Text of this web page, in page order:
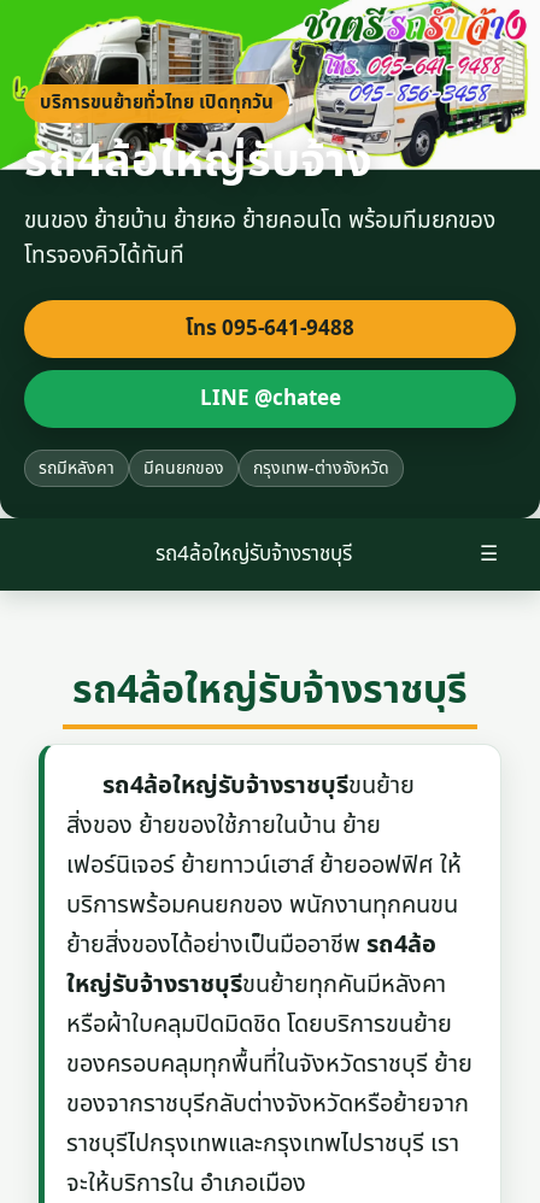
บริการขนย้ายทั่วไทย เปิดทุกวัน
รถ4ล้อใหญ่รับจ้าง
ขนของ ย้ายบ้าน ย้ายหอ ย้ายคอนโด พร้อมทีมยกของ
โทรจองคิวได้ทันที
โทร 095-641-9488
LINE @chatee
รถมีหลังคา มีคนยกของ กรุงเทพ-ต่างจังหวัด
☰
รถ4ล้อใหญ่รับจ้างราชบุรี
รถ4ล้อใหญ่รับจ้างราชบุรี
รถ4ล้อใหญ่รับจ้างราชบุรีขนย้าย
สิ่งของ ย้ายของใช้ภายในบ้าน ย้าย
เฟอร์นิเจอร์ ย้ายทาวน์เฮาส์ ย้ายออฟฟิศ ให้
บริการพร้อมคนยกของ พนักงานทุกคนขน
ย้ายสิ่งของได้อย่างเป็นมืออาชีพรถ4ล้อ
ใหญ่รับจ้างราชบุรีขนย้ายทุกคันมีหลังคา
หรือผ้าใบคลุมปิดมิดชิด โดยบริการขนย้าย
ของครอบคลุมทุกพื้นที่ในจังหวัดราชบุรี ย้าย
ของจากราชบุรีกลับต่างจังหวัดหรือย้ายจาก
ราชบุรีไปกรุงเทพและกรุงเทพไปราชบุรี เรา
จะให้บริการใน อำเภอเมือง